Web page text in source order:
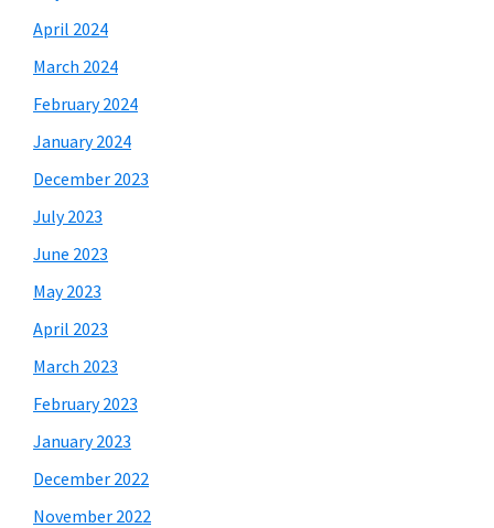
April 2024
March 2024
February 2024
January 2024
December 2023
July 2023
June 2023
May 2023
April 2023
March 2023
February 2023
January 2023
December 2022
November 2022